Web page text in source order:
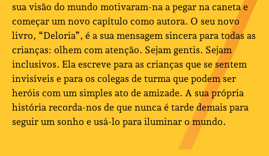
sua visão do mundo motivaram-na a pegar na caneta e
começar um novo capítulo como autora. O seu novo
livro, “Deloria”, é a sua mensagem sincera para todas as
crianças: olhem com atenção. Sejam gentis. Sejam
inclusivos. Ela escreve para as crianças que se sentem
invisíveis e para os colegas de turma que podem ser
heróis com um simples ato de amizade. A sua própria
história recorda-nos de que nunca é tarde demais para
seguir um sonho e usá-lo para iluminar o mundo.